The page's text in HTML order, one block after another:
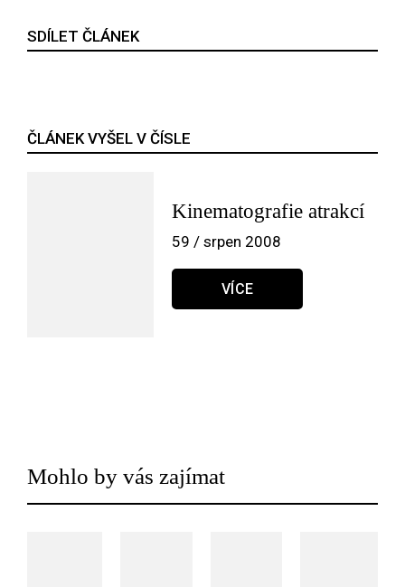
SDÍLET ČLÁNEK
ČLÁNEK VYŠEL V ČÍSLE
Kinematografie atrakcí
59 / srpen 2008
VÍCE
Mohlo by vás zajímat